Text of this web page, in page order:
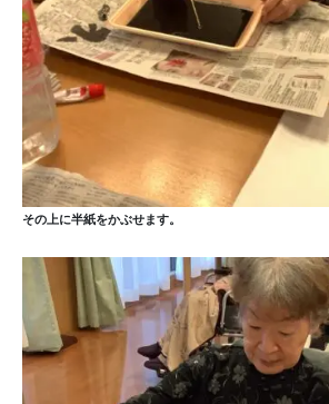
その上に半紙をかぶせます。